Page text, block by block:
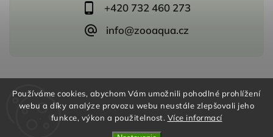
Používáme cookies, abychom Vám umožnili pohodlné prohlížení
webu a díky analýze provozu webu neustále zlepšovali jeho
funkce, výkon a použitelnost. Více informací
+420 732 460 273
info@zooaqua.cz
VytvořilShoptet | DesignShoptak.cz